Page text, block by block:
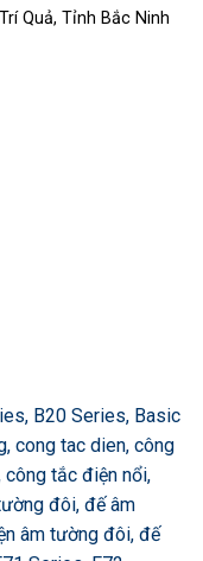
Quả, Tỉnh Bắc Ninh
B20 Series, Basic
cong tac dien, công
tắc điện nổi,
đôi, đế âm
âm tường đôi, đế